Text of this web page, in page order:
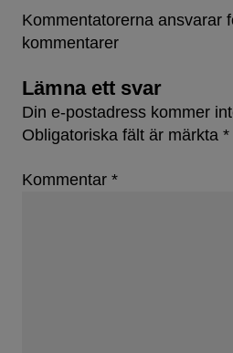
Kommentatorerna ansvarar
kommentarer
Lämna ett svar
Din e-postadress kommer
Obligatoriska fält är märkta *
Kommentar *